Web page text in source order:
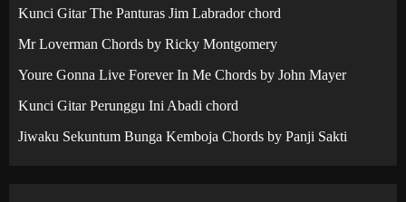
Kunci Gitar The Panturas Jim Labrador chord
Mr Loverman Chords by Ricky Montgomery
Youre Gonna Live Forever In Me Chords by John Mayer
Kunci Gitar Perunggu Ini Abadi chord
Jiwaku Sekuntum Bunga Kemboja Chords by Panji Sakti